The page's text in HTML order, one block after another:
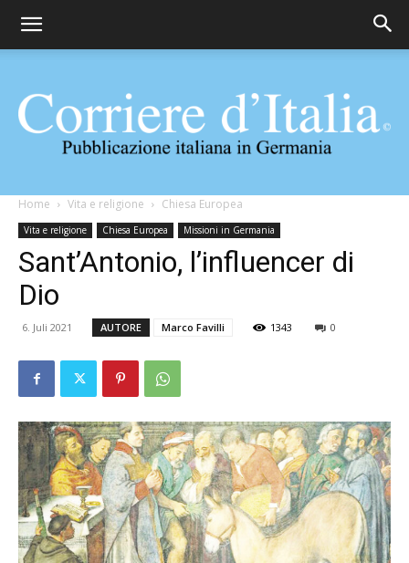
Corriere
d'Italia
Home Vita e religione Chiesa Europea
Vita e religione Chiesa Europea Missioni in Germania
Sant’Antonio, l’influencer di
Dio
6. Juli 2021 AUTORE Marco Favilli 1343 0